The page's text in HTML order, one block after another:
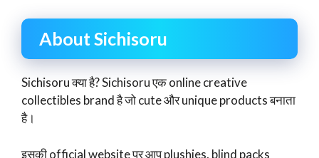
About Sichisoru
Sichisoru क्या है? Sichisoru एक online creative
collectibles brand है जो cute और unique products बनाता
है।
इसकी official website पर आप plushies, blind packs